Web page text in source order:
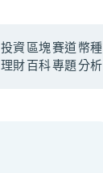
投資
理財
區塊
百科
賽道
專題
幣種
分析